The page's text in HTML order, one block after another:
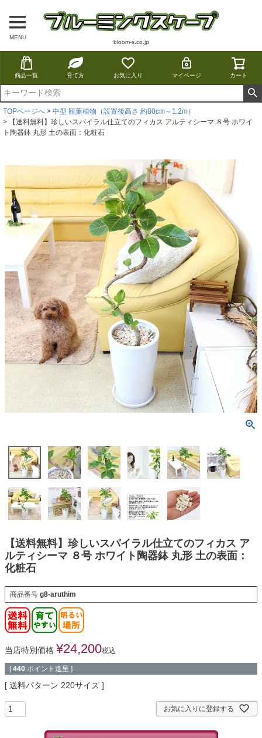
MENU
bloom-s.co.jp
商品一覧 育て方 お気に入り マイページ カート
TOPページへ
中型 観葉植物（設置後高さ 約80cm～1.2m）
【送料無料】珍しいスパイラル仕立てのフィカス アルティシーマ ８号 ホワイ
ト陶器鉢 丸形 土の表面：化粧石
【送料無料】珍しいスパイラル仕立てのフィカス ア
ルティシーマ ８号 ホワイト陶器鉢 丸形 土の表面：
化粧石
商品番号 g8-aruthim
当店特別価格 ¥24,200税込
[ 440 ポイント進呈 ]
送料パターン 220サイズ
お気に入りに登録する